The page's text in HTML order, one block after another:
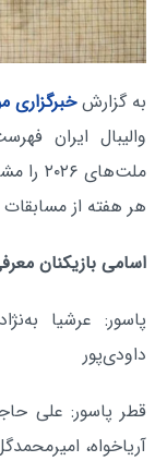
به گزارشخبرگزاری
والیبال ایران
هر هفته از
اسامی بازیکنان
پاسور: عرشیا
داودی‌پور
قطر پاسور: علی
آریاخواه،